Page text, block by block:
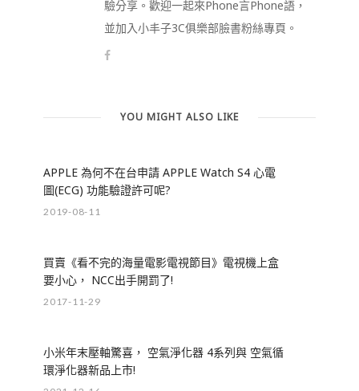
驗分享。歡迎一起來Phone言Phone語，
並加入小丰子3C俱樂部臉書粉絲專頁。
YOU MIGHT ALSO LIKE
APPLE 為何不在台申請 APPLE Watch S4 心電
圖(ECG) 功能驗證許可呢?
2019-08-11
買賣《看不完的海量電影電視節目》電視機上盒
要小心， NCC出手開罰了!
2017-11-29
小米年末壓軸驚喜， 空氣淨化器 4系列與 空氣循
環淨化器新品上市!